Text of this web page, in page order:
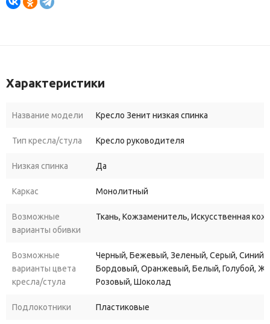
Характеристики
Название модели Кресло Зенит низкая спинка
Тип кресла/стула Кресло руководителя
Низкая спинка Да
Каркас Монолитный
Возможные
варианты обивки
Ткань, Кожзаменитель, Искусственная
Возможные
варианты цвета
кресла/стула
Черный, Бежевый, Зеленый, Серый, Синий,
Бордовый, Оранжевый, Белый, Голубой,
Розовый, Шоколад
Подлокотники Пластиковые